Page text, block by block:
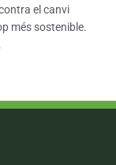
el canvi
més sostenible.
.